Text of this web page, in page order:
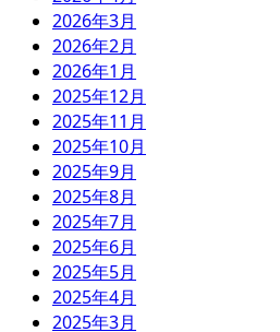
2026年3月
2026年2月
2026年1月
2025年12月
2025年11月
2025年10月
2025年9月
2025年8月
2025年7月
2025年6月
2025年5月
2025年4月
2025年3月